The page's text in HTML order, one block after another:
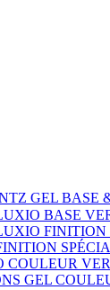
GEL BASE
BASE
FINITION
COULEUR
GEL